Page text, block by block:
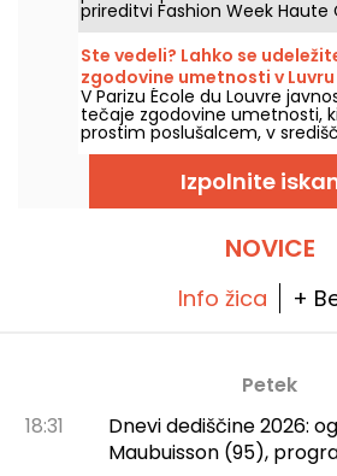
prireditvi Fashion Week Haute
Sofitel Paris Le Faubourg
razstavlja več modnih kreacij,
svetovne zvezde, vse do 6.
Ste vedeli? Lahko se
zgodovine umetnosti v Luvru
V Parizu École du Louvre
tečaje zgodovine umetnosti,
prostim poslušalcem, v
Louvre, vsako leto od
Muzej občasno organizira tudi
predavanja. Zato boste
seznanjeni z zgodovino
Izpolnite
NOVICE
Info žica +
Petek
18:31
Dnevi dediščine 2026:
Maubuisson (95),